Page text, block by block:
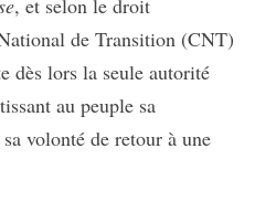
, et selon le droit
de Transition (CNT)
dès lors la seule autorité
au peuple sa
volonté de retour à une